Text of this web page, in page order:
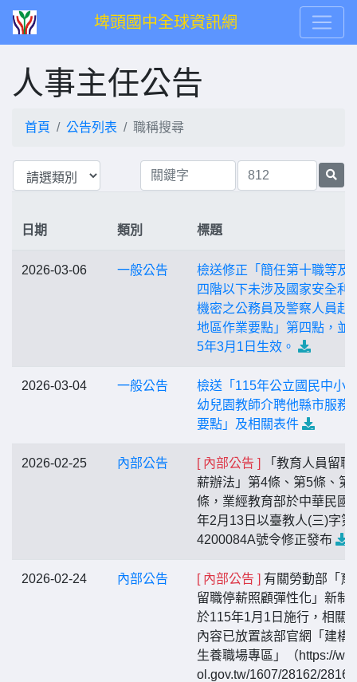
埤頭國中全球資訊網
人事主任公告
首頁 公告列表 職稱搜尋
日期 類別 標題
2026-03-06 一般公告
檢送修正「簡任第十職等及
四階以下未涉及國家安全利
機密之公務員及警察人員赴
地區作業要點」第四點，並
5年3月1日生效。
2026-03-04 一般公告
檢送「115年公立國民中小
幼兒園教師介聘他縣市服務
要點」及相關表件
2026-02-25 內部公告 [ 內部公告 ]
「教育人員留職
薪辦法」第4條、第5條、第
條，業經教育部於中華民國
年2月13日以臺教人(三)字第
4200084A號令修正發布
2026-02-24 內部公告 [ 內部公告 ] 有關勞動部「育
留職停薪照顧彈性化」新制
於115年1月1日施行，相關
內容已放置該部官網「建構
生養職場專區」（https://
ol.gov.tw/1607/28162/